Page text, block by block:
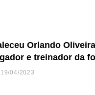
Orlando
e treinador da
andebol do Feirense
19/04/2023